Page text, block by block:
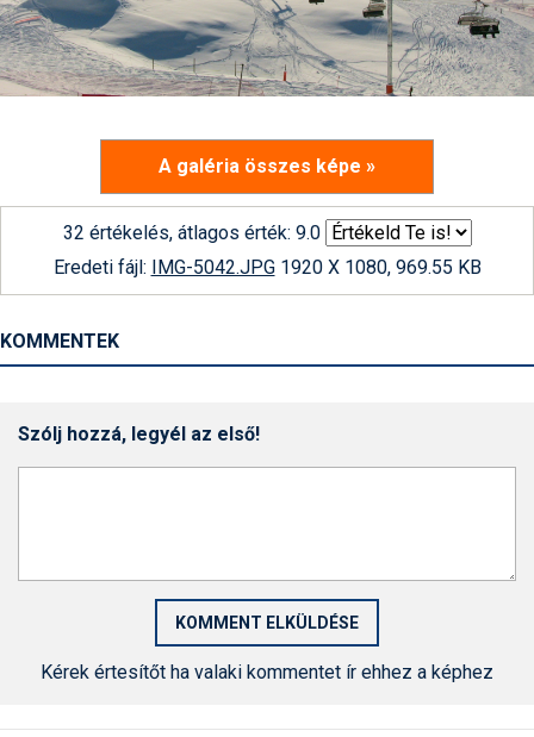
A galéria összes képe »
32 értékelés, átlagos érték: 9.0
Eredeti fájl: IMG-5042.JPG1920 X 1080, 969.55 KB
KOMMENTEK
Szólj hozzá, legyél az első!
Kérek értesítőt ha valaki kommentet ír ehhez a képhez